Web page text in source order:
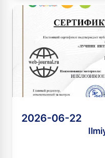
2026-06-22